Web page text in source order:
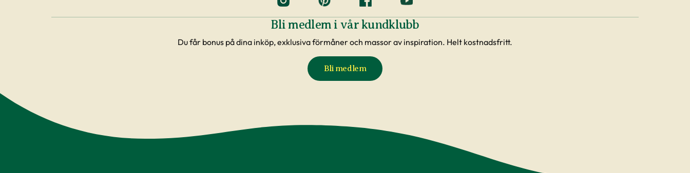
Bli medlem i vår kundklubb
Du får bonus på dina inköp, exklusiva förmåner och massor av inspiration. Helt kostnadsfritt.
Bli medlem